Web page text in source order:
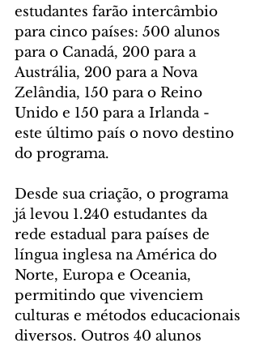
estudantes farão intercâmbio
para cinco países: 500 alunos
para o Canadá, 200 para a
Austrália, 200 para a Nova
Zelândia, 150 para o Reino
Unido e 150 para a Irlanda -
este último país o novo destino
do programa.
Desde sua criação, o programa
já levou 1.240 estudantes da
rede estadual para países de
língua inglesa na América do
Norte, Europa e Oceania,
permitindo que vivenciem
culturas e métodos educacionais
diversos. Outros 40 alunos